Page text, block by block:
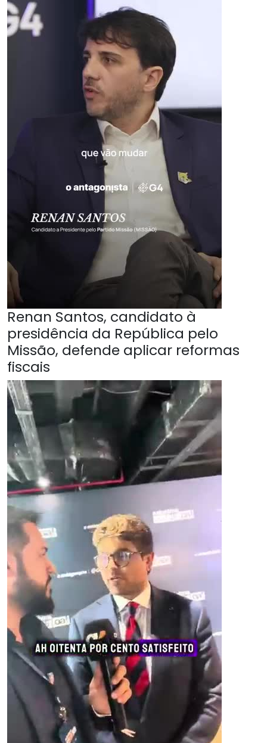
Renan Santos, candidato à
presidência da República pelo
Missão, defende aplicar reformas
fiscais